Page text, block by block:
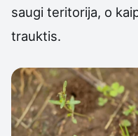
saugi teritorija, o
trauktis.